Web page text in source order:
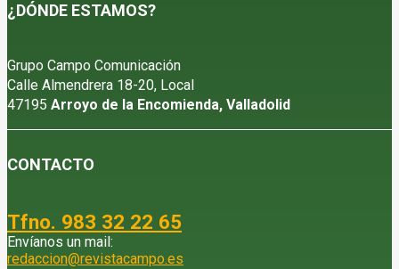
¿DÓNDE ESTAMOS?
Grupo Campo Comunicación
Calle Almendrera 18-20, Local
47195 Arroyo de la Encomienda, Valladolid
CONTACTO
Tfno. 983 32 22 65
Envíanos un mail:
redaccion@revistacampo.es